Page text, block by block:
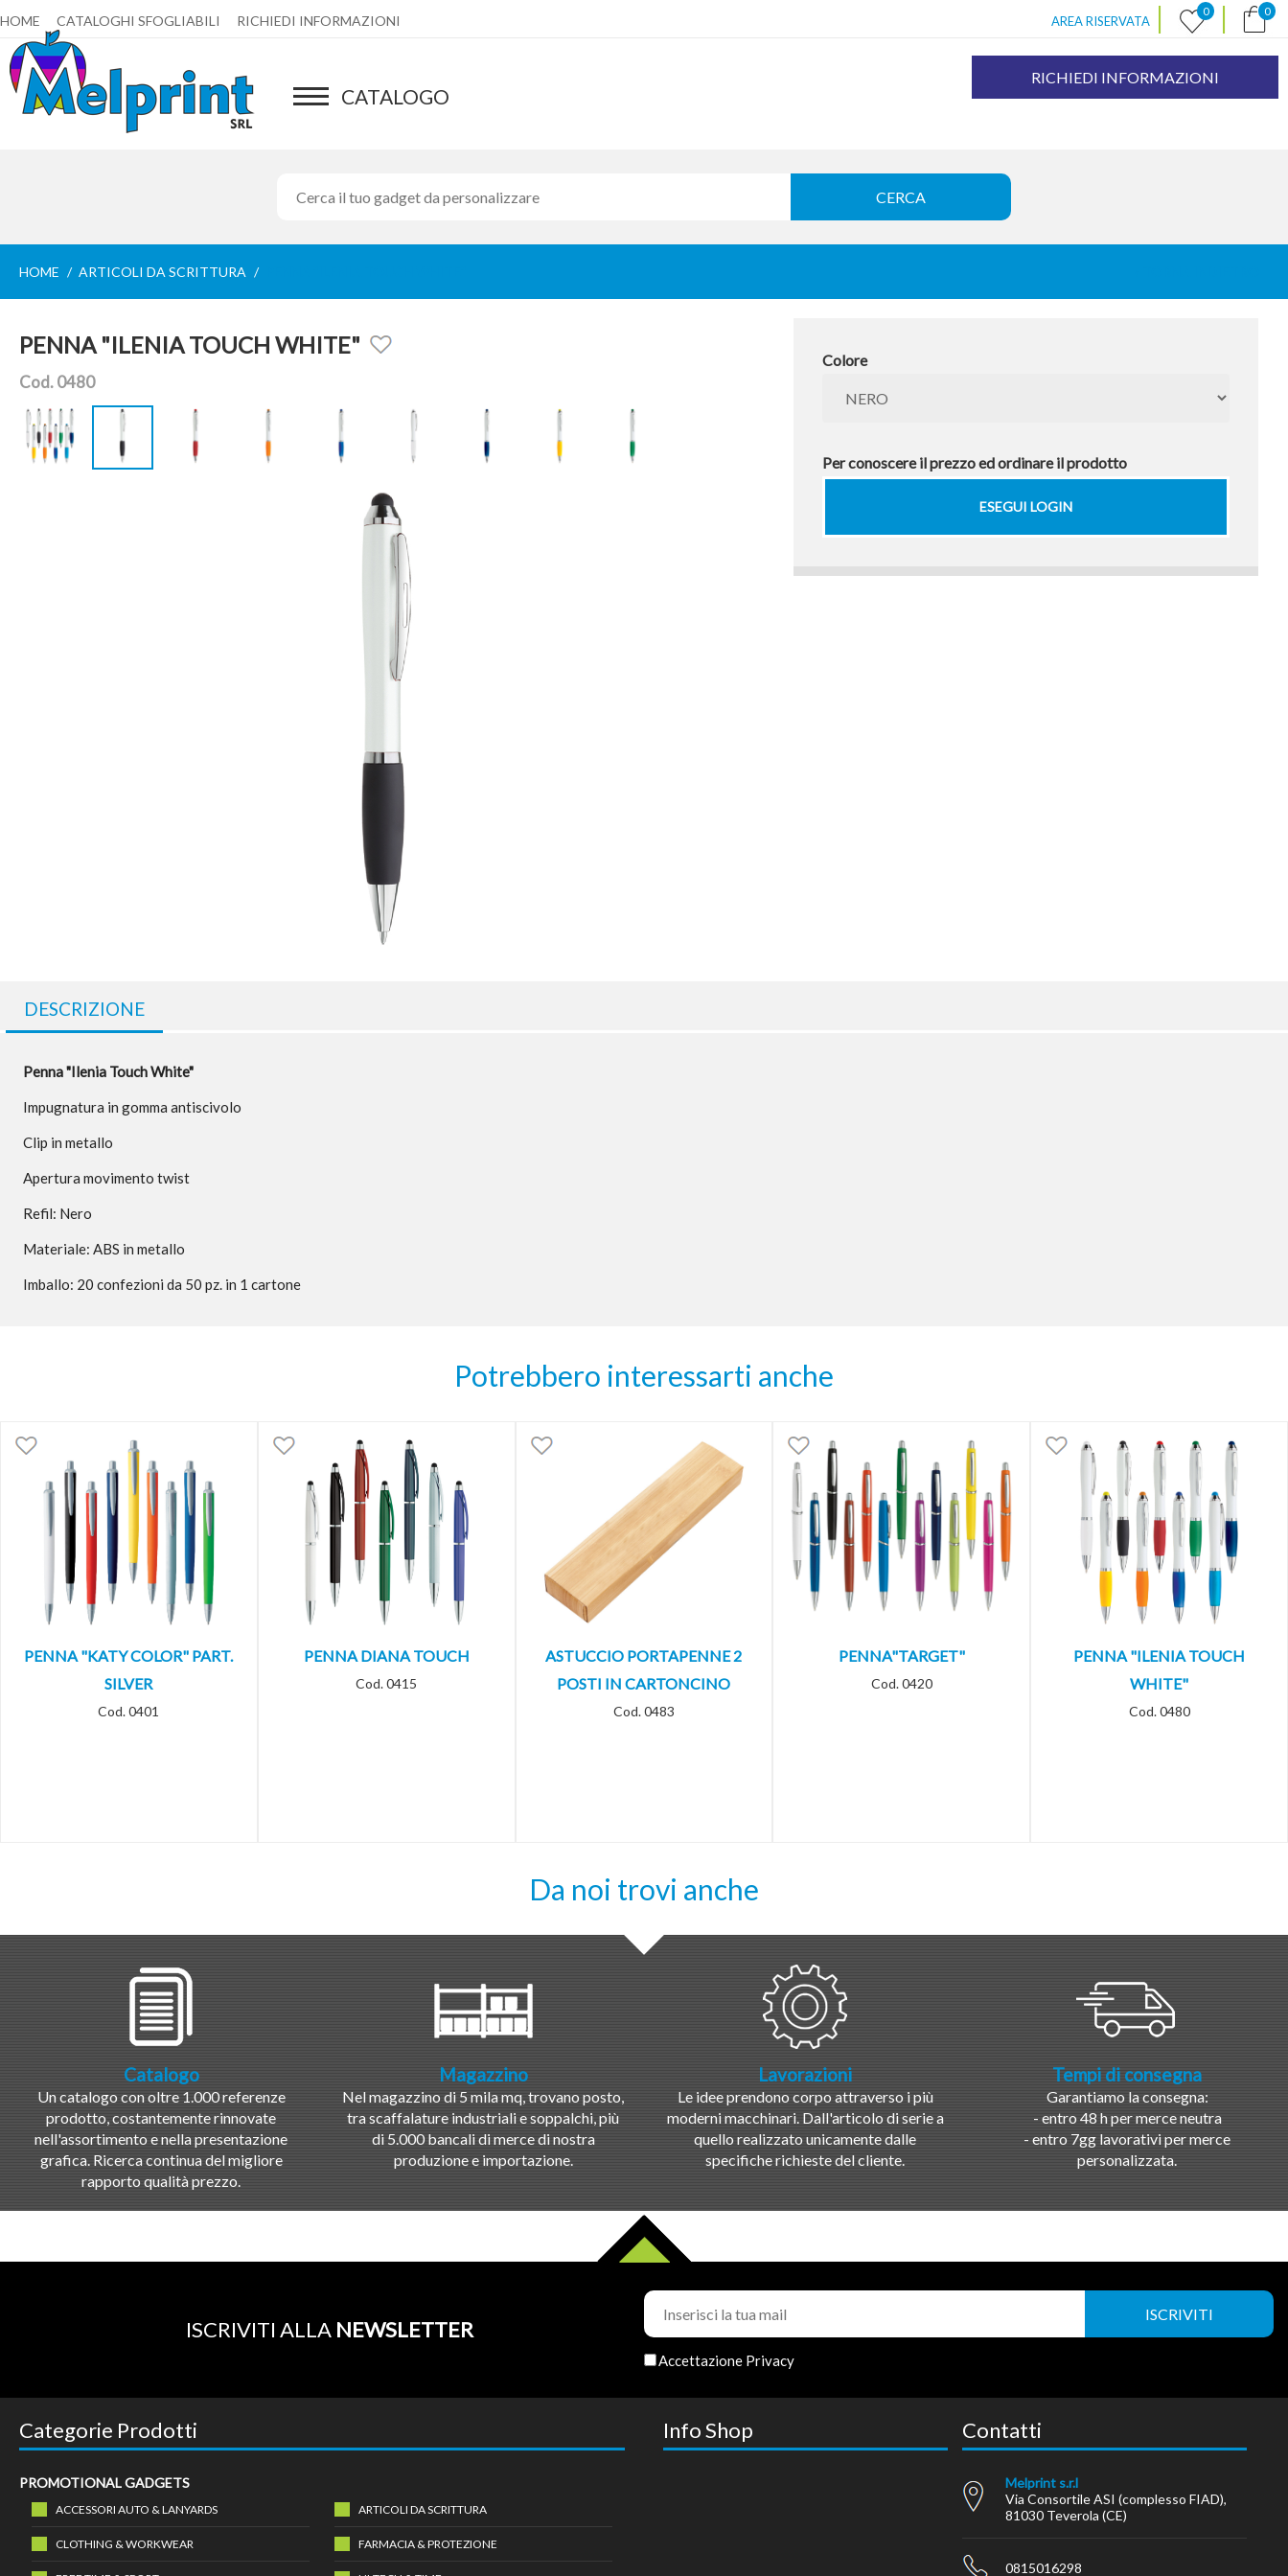
HOME CATALOGHI SFOGLIABILI RICHIEDI INFORMAZIONI AREA RISERVATA | 0 | 0
CATALOGO
RICHIEDI INFORMAZIONI
HOME ARTICOLI DA SCRITTURA
PENNA "ILENIA TOUCH WHITE"
Cod. 0480
Colore
Per conoscere il prezzo ed ordinare il prodotto
ESEGUI LOGIN
DESCRIZIONE
Penna "Ilenia Touch White"
Impugnatura in gomma antiscivolo
Clip in metallo
Apertura movimento twist
Refil: Nero
Materiale: ABS in metallo
Imballo: 20 confezioni da 50 pz. in 1 cartone
Potrebbero interessarti anche
PENNA "KATY COLOR" PART.
SILVER
Cod. 0401
PENNA DIANA TOUCH
Cod. 0415
ASTUCCIO PORTAPENNE 2
POSTI IN CARTONCINO
Cod. 0483
PENNA"TARGET"
Cod. 0420
PENNA "ILENIA TOUCH
WHITE"
Cod. 0480
Da noi trovi anche
Catalogo
Un catalogo con oltre 1.000 referenze
prodotto, costantemente rinnovate
nell'assortimento e nella presentazione
grafica. Ricerca continua del migliore
rapporto qualità prezzo.
Magazzino
Nel magazzino di 5 mila mq, trovano posto,
tra scaffalature industriali e soppalchi, più
di 5.000 bancali di merce di nostra
produzione e importazione.
Lavorazioni
Le idee prendono corpo attraverso i più
moderni macchinari. Dall'articolo di serie a
quello realizzato unicamente dalle
specifiche richieste del cliente.
Tempi di consegna
Garantiamo la consegna:
- entro 48 h per merce neutra
- entro 7gg lavorativi per merce
personalizzata.
ISCRIVITI ALLA NEWSLETTER
Accettazione Privacy
Categorie Prodotti
PROMOTIONAL GADGETS
ACCESSORI AUTO & LANYARDS ARTICOLI DA SCRITTURA
CLOTHING & WORKWEAR FARMACIA & PROTEZIONE
Info Shop Contatti
Melprint s.r.l
Via Consortile ASI (complesso FIAD),
81030 Teverola (CE)
0815016298